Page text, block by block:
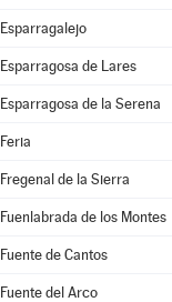
Esparragalejo
Esparragosa de Lares
Esparragosa de la Serena
Feria
Fregenal de la Sierra
Fuenlabrada de los Montes
Fuente de Cantos
Fuente del Arco